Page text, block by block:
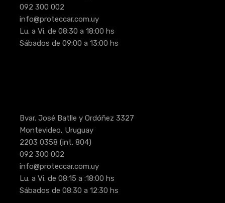
092 300 002
info@proteccar.com.uy
Lu. a Vi. de 08:30 a 18:00 hs
Sábados de 09:00 a 13:00 hs
Bvar. José Batlle y Ordóñez 3327
Montevideo, Uruguay
2203 0358 (int. 804)
092 300 002
info@proteccar.com.uy
Lu. a Vi. de 08:15 a :18:00 hs
Sábados de 08:30 a 12:30 hs